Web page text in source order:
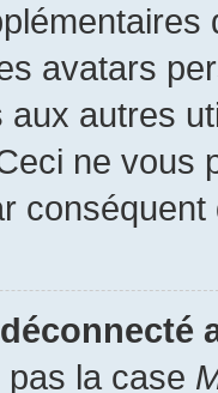
avatars
aux autres
ne vous
conséquent
la case